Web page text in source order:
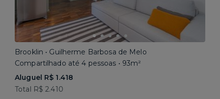
Brooklin • Guilherme Barbosa de Melo
Compartilhado até 4 pessoas • 93m²
Aluguel R$ 1.418
Total R$ 2.410